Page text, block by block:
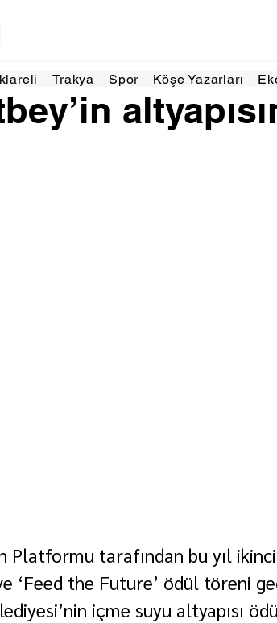
Trakya Spor Köşe Yazarları
20 Eki 20231 dakikada okunur
Platformu tarafından bu yıl
‘Feed the Future’ ödül töreni
içme suyu altyapısı